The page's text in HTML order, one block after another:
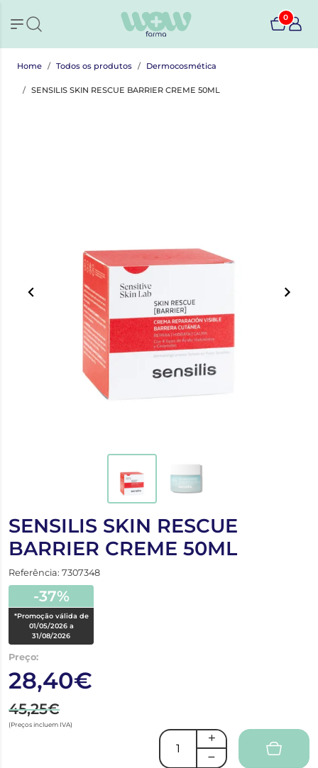
0
Home Todos os produtos Dermocosmética
SENSILIS SKIN RESCUE BARRIER CREME 50ML
SENSILIS SKIN RESCUE
BARRIER CREME 50ML
Referência: 7307348
-37%
*Promoção válida de
01/05/2026 a
31/08/2026
Preço:
28,40€
45,25€
(Preços incluem IVA)